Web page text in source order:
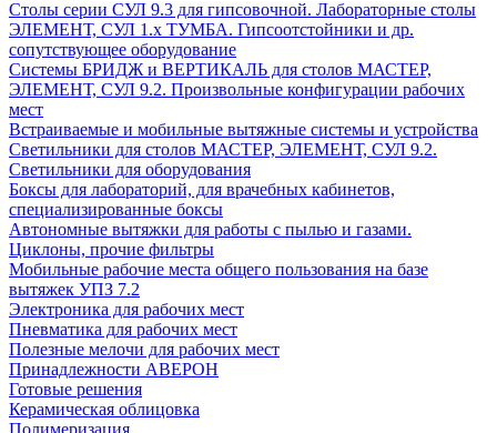
Столы серии СУЛ 9.3 для гипсовочной. Лабораторные столы
ЭЛЕМЕНТ, СУЛ 1.х ТУМБА. Гипсоотстойники и др.
сопутствующее оборудование
Системы БРИДЖ и ВЕРТИКАЛЬ для столов МАСТЕР,
ЭЛЕМЕНТ, СУЛ 9.2. Произвольные конфигурации рабочих
мест
Встраиваемые и мобильные вытяжные системы и устройства
Светильники для столов МАСТЕР, ЭЛЕМЕНТ, СУЛ 9.2.
Светильники для оборудования
Боксы для лабораторий, для врачебных кабинетов,
специализированные боксы
Автономные вытяжки для работы с пылью и газами.
Циклоны, прочие фильтры
Мобильные рабочие места общего пользования на базе
вытяжек УПЗ 7.2
Электроника для рабочих мест
Пневматика для рабочих мест
Полезные мелочи для рабочих мест
Принадлежности АВЕРОН
Готовые решения
Керамическая облицовка
Полимеризация